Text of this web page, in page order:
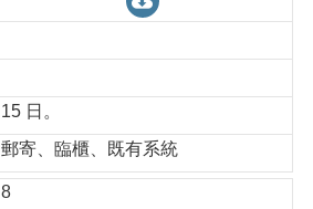
15 日。
郵寄、臨櫃、既有系統
8